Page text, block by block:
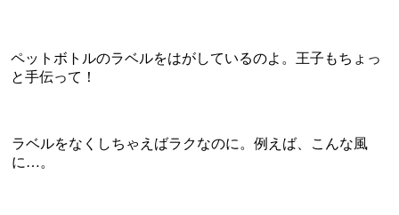
ペットボトルのラベルをはがしているのよ。王子もちょっ
と手伝って！
ラベルをなくしちゃえばラクなのに。例えば、こんな風
に…。